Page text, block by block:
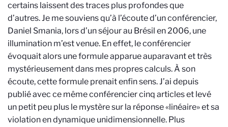
certains laissent des traces plus profondes que
d’autres.Je me souviens qu’à l’écoute d’un conférencier,
Daniel Smania, lors d’un séjour au Brésil en 2006, une
illumination m’est venue. En effet, le conférencier
évoquait alors une formule apparue auparavant et très
mystérieusement dans mes propres calculs. À son
écoute, cette formule prenait enfin sens. J’ai depuis
publié avec ce même conférencier cinq articles et levé
un petit peu plus le mystère sur la réponse «linéaire» et sa
violation en dynamique unidimensionnelle. Plus